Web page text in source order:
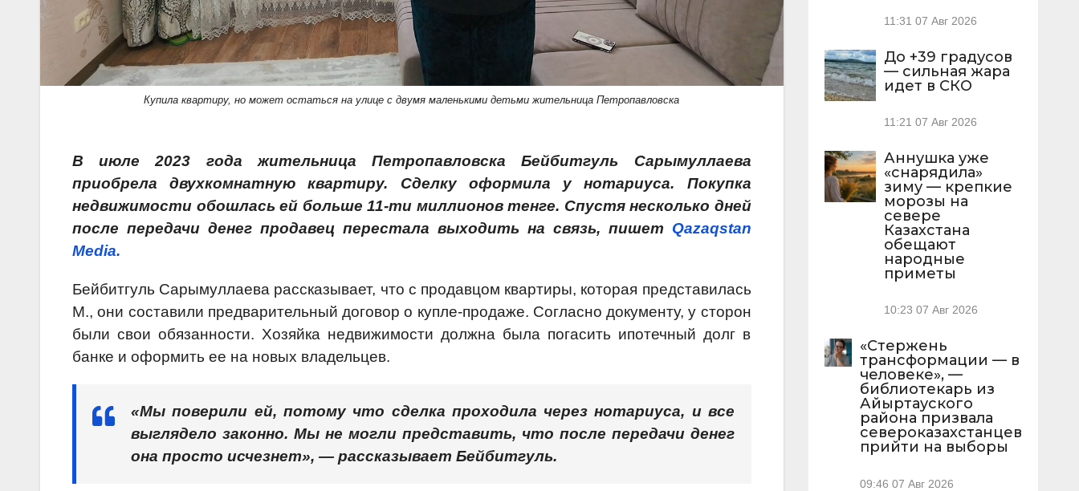
Купила квартиру, но может остаться на улице с двумя маленькими детьми жительница Петропавловска
В июле 2023 года жительница Петропавловска Бейбитгуль Сарымуллаева
приобрела двухкомнатную квартиру. Сделку оформила у нотариуса. Покупка
недвижимости обошлась ей больше 11-ти миллионов тенге. Спустя несколько дней
после передачи денег продавец перестала выходить на связь, пишет Qazaqstan
Media.
Бейбитгуль Сарымуллаева рассказывает, что с продавцом квартиры, которая представилась
М., они составили предварительный договор о купле-продаже. Согласно документу, у сторон
были свои обязанности. Хозяйка недвижимости должна была погасить ипотечный долг в
банке и оформить ее на новых владельцев.
«Мы поверили ей, потому что сделка проходила через нотариуса, и все
выглядело законно. Мы не могли представить, что после передачи денег
она просто исчезнет», — рассказывает Бейбитгуль.
11:31 07 Авг 2026
До +39 градусов
— сильная жара
идет в СКО
11:21 07 Авг 2026
Аннушка уже
«снарядила»
зиму — крепкие
морозы на
севере
Казахстана
обещают
народные
приметы
10:23 07 Авг 2026
«Стержень
трансформации — в
человеке», —
библиотекарь из
Айыртауского
района призвала
североказахстанцев
прийти на выборы
09:46 07 Авг 2026